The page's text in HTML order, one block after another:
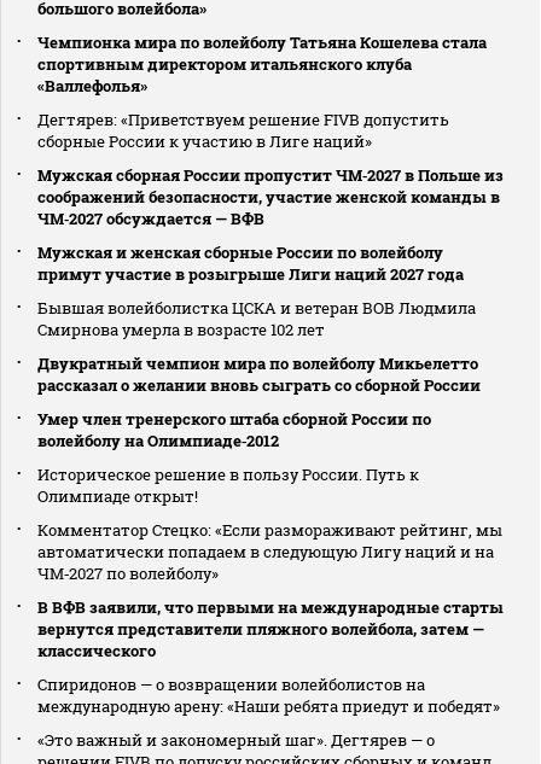
большого волейбола»
Чемпионка мира по волейболу Татьяна Кошелева стала
спортивным директором итальянского клуба
«Валлефолья»
Дегтярев: «Приветствуем решение FIVB допустить
сборные России к участию в Лиге наций»
Мужская сборная России пропустит ЧМ‑2027 в Польше из
соображений безопасности, участие женской команды в
ЧМ‑2027 обсуждается — ВФВ
Мужская и женская сборные России по волейболу
примут участие в розыгрыше Лиги наций 2027 года
Бывшая волейболистка ЦСКА и ветеран ВОВ Людмила
Смирнова умерла в возрасте 102 лет
Двукратный чемпион мира по волейболу Микьелетто
рассказал о желании вновь сыграть со сборной России
Умер член тренерского штаба сборной России по
волейболу на Олимпиаде‑2012
Историческое решение в пользу России. Путь к
Олимпиаде открыт!
Комментатор Стецко: «Если размораживают рейтинг, мы
автоматически попадаем в следующую Лигу наций и на
ЧМ‑2027 по волейболу»
В ВФВ заявили, что первыми на международные старты
вернутся представители пляжного волейбола, затем —
классического
Спиридонов — о возвращении волейболистов на
международную арену: «Наши ребята приедут и победят»
«Это важный и закономерный шаг». Дегтярев — о